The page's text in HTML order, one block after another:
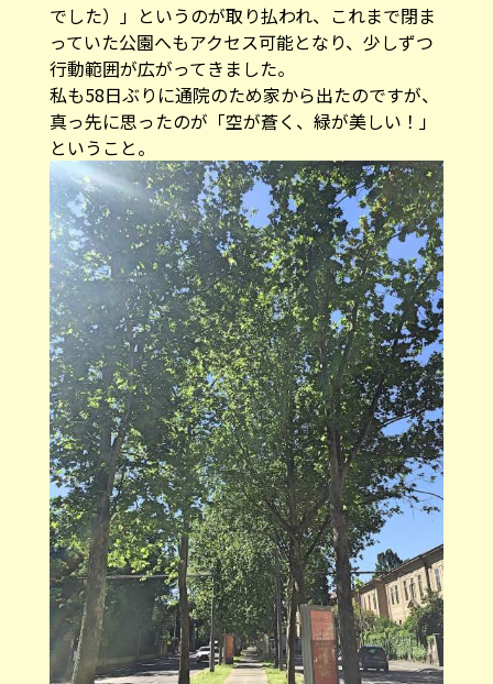
でした）」というのが取り払われ、これまで閉ま
っていた公園へもアクセス可能となり、少しずつ
行動範囲が広がってきました。
私も58日ぶりに通院のため家から出たのですが、
真っ先に思ったのが「空が蒼く、緑が美しい！」
ということ。